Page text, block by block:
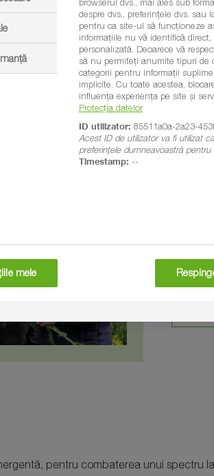
substanțe active, imazamox și
și managementul rezistenței la culturile
Echipa
pentru combaterea unui spectru
despre dvs., preferințele dvs.
pentru ca site-ul să funcționeze
informațiile nu vă identifică
personalizată. Deoarece vă
să nu permiteți anumite tipuri de
categorii pentru informații
implicite. Cu toate acestea,
influența experiența pe site și
Protecția datelor
ID utilizator: 85511a0a-2a23-
Acest ID de utilizator va fi utilizat
preferințele dumneavoastră pentru
Timestamp: --
mele